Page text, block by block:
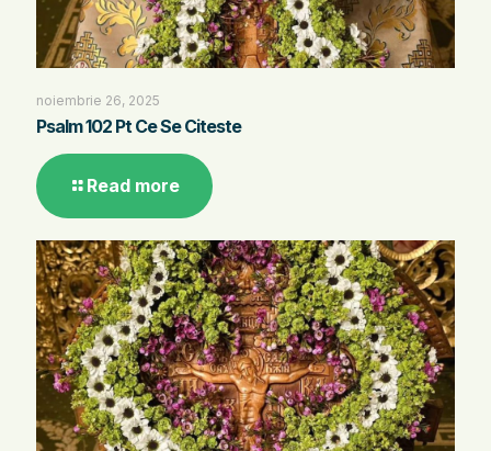
noiembrie 26, 2025
Psalm 102 Pt Ce Se Citeste
Read more